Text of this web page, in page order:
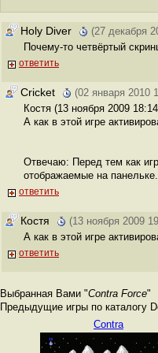
Holy Diver
(27 декабря
Почему-то четвёртый
ответить
Cricket
(02 января 2010
Костя (13 ноября 2009
А как в этой игре
Отвечаю: Перед тем как
отображаемые на панельке.
ответить
Костя
(13 ноября 2009
А как в этой игре
ответить
Выбранная Вами "Contra Force"
Предыдущие игры по каталогу
Contra